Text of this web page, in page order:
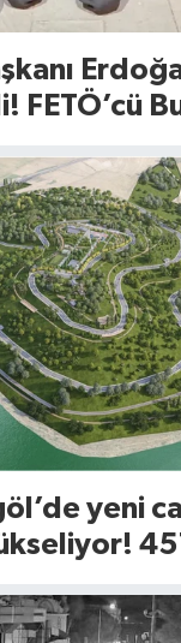
FETÖ’cü
yeni
başladı